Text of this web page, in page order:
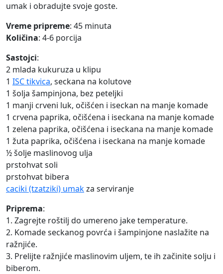
umak i obradujte svoje goste.
Vreme pripreme: 45 minuta
Količina: 4-6 porcija
Sastojci:
2 mlada kukuruza u klipu
1 ISC tikvica, seckana na kolutove
1 šolja šampinjona, bez peteljki
1 manji crveni luk, očišćen i iseckan na manje komade
1 crvena paprika, očišćena i iseckana na manje komade
1 zelena paprika, očišćena i iseckana na manje komade
1 žuta paprika, očišćena i iseckana na manje komade
½ šolje maslinovog ulja
prstohvat soli
prstohvat bibera
caciki (tzatziki) umakza serviranje
Priprema:
1. Zagrejte roštilj do umereno jake temperature.
2. Komade seckanog povrća i šampinjone naslažite na
ražnjiće.
3. Prelijte ražnjiće maslinovim uljem, te ih začinite solju i
biberom.